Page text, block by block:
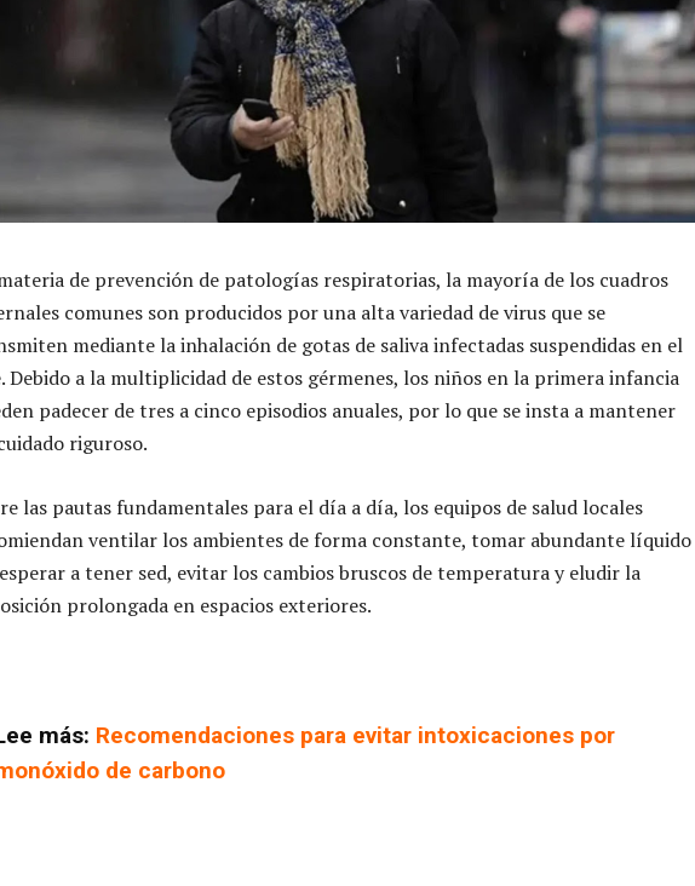
de prevención de patologías respiratorias, la mayoría de los cuadros
comunes son producidos por una alta variedad de virus que se
mediante la inhalación de gotas de saliva infectadas suspendidas en el
Debido a la multiplicidad de estos gérmenes, los niños en la primera infancia
padecer de tres a cinco episodios anuales, por lo que se insta a mantener
riguroso.
las pautas fundamentales para el día a día, los equipos de salud locales
ventilar los ambientes de forma constante, tomar abundante líquido
a tener sed, evitar los cambios bruscos de temperatura y eludir la
prolongada en espacios exteriores.
más: Recomendaciones para evitar intoxicaciones por
de carbono